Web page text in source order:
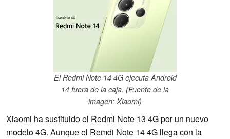
El Redmi Note 14 4G ejecuta Android
14 fuera de la caja. (Fuente de la
imagen: Xiaomi)
Xiaomi ha sustituido el Redmi Note 13 4G por un nuevo
modelo 4G. Aunque el Remdi Note 14 4G llega con la